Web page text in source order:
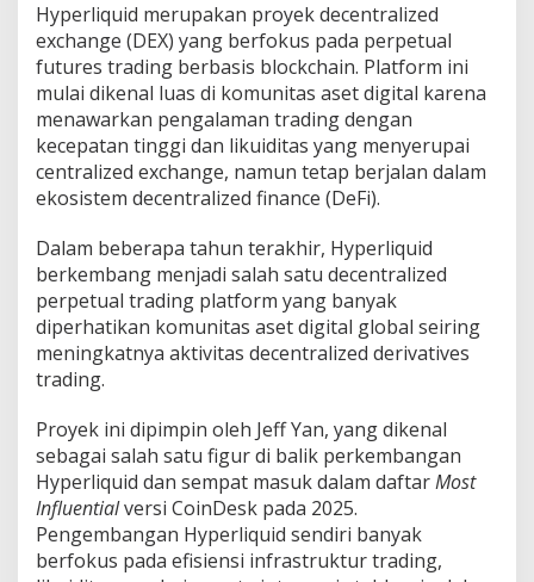
Hyperliquid merupakan proyek decentralized
exchange (DEX) yang berfokus pada perpetual
futures trading berbasis blockchain. Platform ini
mulai dikenal luas di komunitas aset digital karena
menawarkan pengalaman trading dengan
kecepatan tinggi dan likuiditas yang menyerupai
centralized exchange, namun tetap berjalan dalam
ekosistem decentralized finance (DeFi).
Dalam beberapa tahun terakhir, Hyperliquid
berkembang menjadi salah satu decentralized
perpetual trading platform yang banyak
diperhatikan komunitas aset digital global seiring
meningkatnya aktivitas decentralized derivatives
trading.
Proyek ini dipimpin oleh Jeff Yan, yang dikenal
sebagai salah satu figur di balik perkembangan
Hyperliquid dan sempat masuk dalam daftarMost
Influentialversi CoinDesk pada 2025.
Pengembangan Hyperliquid sendiri banyak
berfokus pada efisiensi infrastruktur trading,